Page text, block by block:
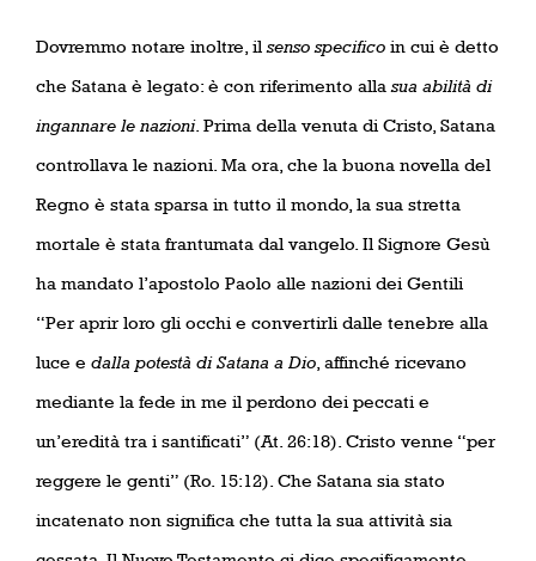
Dovremmo notare inoltre, il senso specifico in cui è detto
che Satana è legato: è con riferimento alla sua abilità di
ingannare le nazioni. Prima della venuta di Cristo, Satana
controllava le nazioni. Ma ora, che la buona novella del
Regno è stata sparsa in tutto il mondo, la sua stretta
mortale è stata frantumata dal vangelo. Il Signore Gesù
ha mandato l’apostolo Paolo alle nazioni dei Gentili
“Per aprir loro gli occhi e convertirli dalle tenebre alla
luce e dalla potestà di Satana a Dio , affinché ricevano
mediante la fede in me il perdono dei peccati e
un’eredità tra i santificati” (At. 26:18). Cristo venne “per
reggere le genti” (Ro. 15:12). Che Satana sia stato
incatenato non significa che tutta la sua attività sia